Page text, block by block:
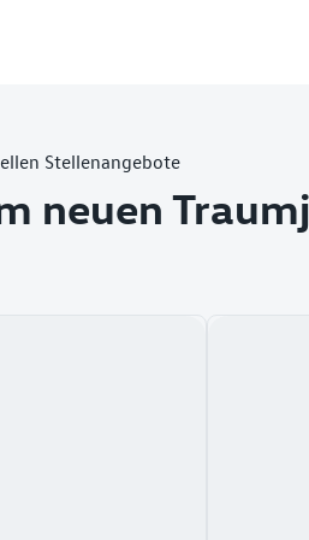
Stellenangebote
neuen